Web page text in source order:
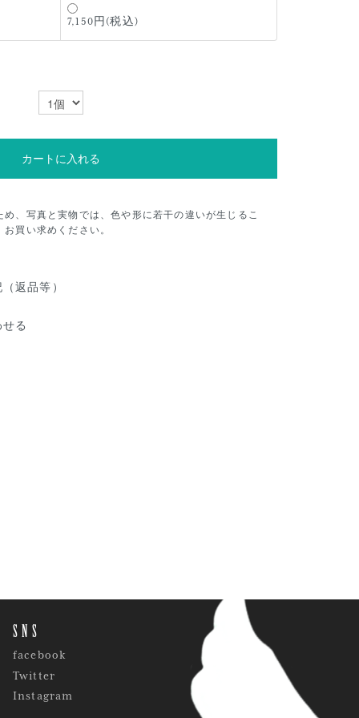
7,150円(税込)
カートに入れる
、写真と実物では、色や形に若干の違いが生じるこ
買い求めください。
返品等）
る
SNS
facebook
Twitter
Instagram